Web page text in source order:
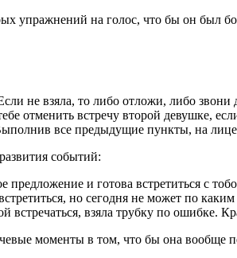
упражнений на голос, что бы он был
не взяла, то либо отложи, либо звони
отменить встречу второй девушке,
все предыдущие пункты, на лице
событий:
предложение и готова встретиться с
но сегодня не может по
встречаться, взяла трубку по ошибке.
моменты в том, что бы она вообще